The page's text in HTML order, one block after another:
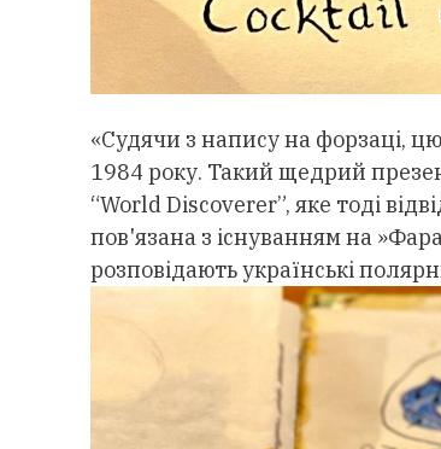
«Судячи з напису на форзаці,
1984 року. Такий щедрий
“World Discoverer”, яке тоді
пов'язана з існуванням на
розповідають українські